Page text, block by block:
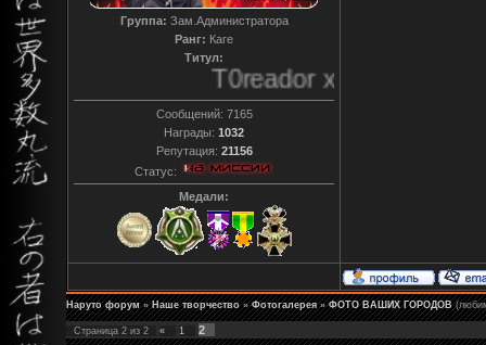
Группа: Зам.Администратора
Ранг: Каге
Титул:
T0reador xD
Сообщений: 7165
Награды: 1032
Репутация: 21156
Статус:
Медали:
Наруто форум » Наше творчество » Фотогалерея » ФОТО ВАШИХ ГОРОДОВ
Страница 2 из 2 « 1 2